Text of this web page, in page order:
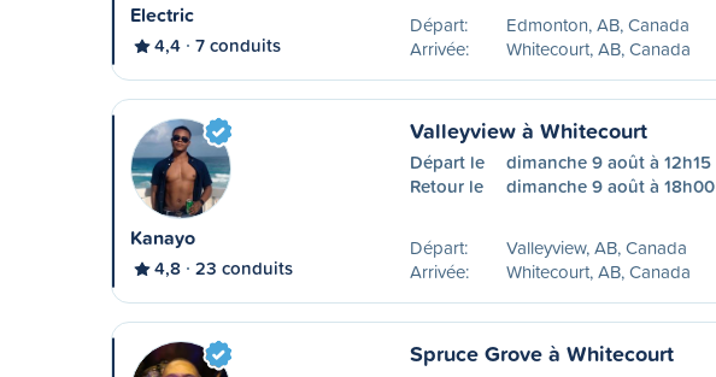
Electric
4,4 7 conduits
Départ:
Edmonton, AB, Canada
Arrivée:
Whitecourt, AB, Canada
Kanayo
4,8 23 conduits
Valleyview à Whitecourt
Départ le
dimanche 9 août à 12h15
Retour le
dimanche 9 août à 18h00
Départ:
Valleyview, AB, Canada
Arrivée:
Whitecourt, AB, Canada
Spruce Grove à Whitecourt